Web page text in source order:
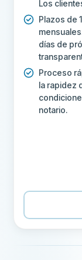
Los
Plazos de
días de
Proceso
la rapidez
notario.
CONDICIONES